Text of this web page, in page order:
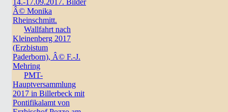
14.-17.09.2017. Bilder
Â© Monika
Rheinschmitt.
Wallfahrt nach
Kleinenberg 2017
(Erzbistum
Paderborn), Â© F.-J.
Mehring
PMT-
Hauptversammlung
2017 in Billerbeck mit
Pontifikalamt von